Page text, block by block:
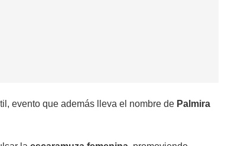
evento que además lleva el nombre de Palmira